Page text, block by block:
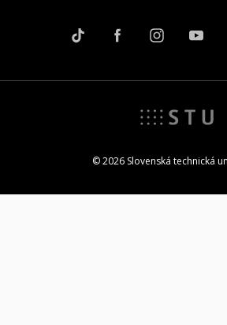
© 2026 Slovenská technická